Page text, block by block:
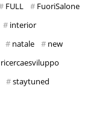
FULL
FuoriSalone
interior
natale
new
ricercaesviluppo
staytuned